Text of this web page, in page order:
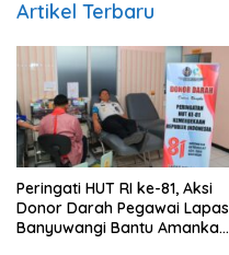
Artikel Terbaru
Peringati HUT RI ke-81, Aksi
Donor Darah Pegawai Lapas
Banyuwangi Bantu Amankan